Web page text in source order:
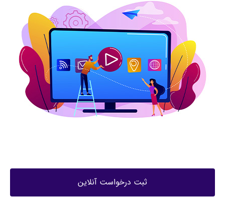
ثبت درخواست آنلاین